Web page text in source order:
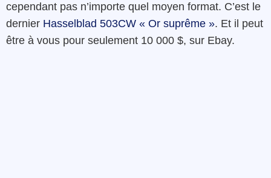
cependant pas n’importe quel moyen format. C’est le
dernier Hasselblad 503CW « Or suprême ». Et il peut
être à vous pour seulement 10 000 $, sur Ebay.